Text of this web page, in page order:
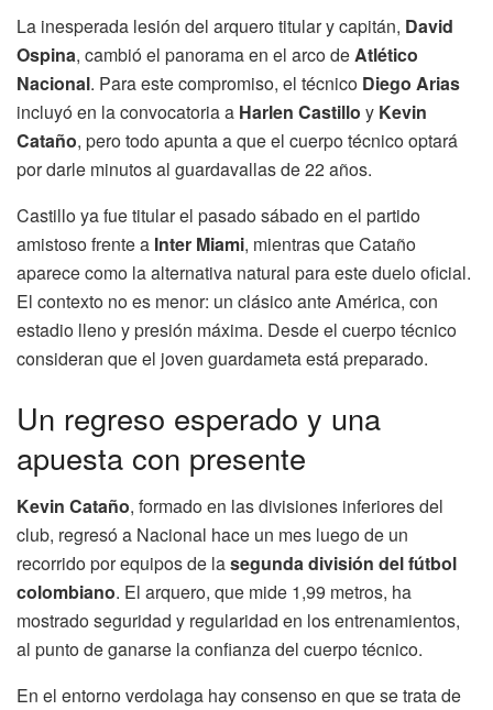
La inesperada lesión del arquero titular y capitán, David
Ospina, cambió el panorama en el arco deAtlético
Nacional. Para este compromiso, el técnico Diego Arias
incluyó en la convocatoria a Harlen Castillo y Kevin
Cataño, pero todo apunta a que el cuerpo técnico optará
por darle minutos al guardavallas de 22 años.
Castillo ya fue titular el pasado sábado en el partido
amistoso frente a Inter Miami, mientras que Cataño
aparece como la alternativa natural para este duelo oficial.
El contexto no es menor: un clásico ante América, con
estadio lleno y presión máxima. Desde el cuerpo técnico
consideran que el joven guardameta está preparado.
Un regreso esperado y una
apuesta con presente
Kevin Cataño, formado en las divisiones inferiores del
club, regresó a Nacional hace un mes luego de un
recorrido por equipos de lasegunda división del fútbol
colombiano. El arquero, que mide 1,99 metros, ha
mostrado seguridad y regularidad en los entrenamientos,
al punto de ganarse la confianza del cuerpo técnico.
En el entorno verdolaga hay consenso en que se trata de